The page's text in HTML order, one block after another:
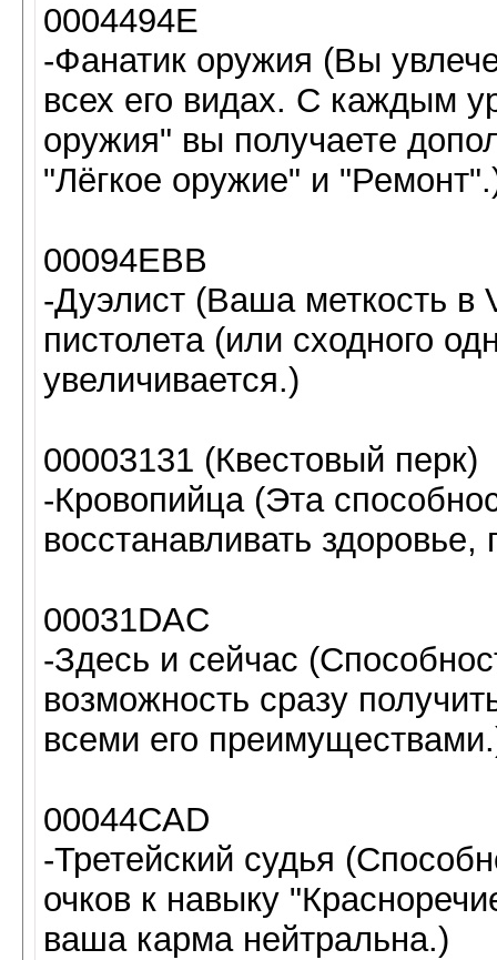
0004494E
-Фанатик оружия (Вы
всех его видах. С каждым
оружия" вы получаете
"Лёгкое оружие" и
00094EBB
-Дуэлист (Ваша меткость в
пистолета (или сходного
увеличивается.)
00003131 (Квестовый перк)
-Кровопийца (Эта
восстанавливать
00031DAC
-Здесь и сейчас
возможность сразу
всеми его
00044CAD
-Третейский судья
очков к навыку
ваша карма нейтральна.)